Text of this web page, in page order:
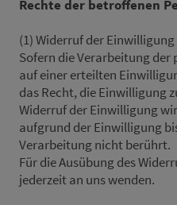
Rechte der betroffenen
(1) Widerruf der Einwilligung
Sofern die Verarbeitung der
auf einer erteilten
das Recht, die Einwilligung
Widerruf der Einwilligung
aufgrund der Einwilligung
Verarbeitung nicht berührt.
Für die Ausübung des
jederzeit an uns wenden.